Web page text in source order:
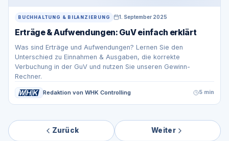
BUCHHALTUNG & BILANZIERUNG 1. September 2025
Erträge & Aufwendungen: GuV einfach erklärt
Was sind Erträge und Aufwendungen? Lernen Sie den
Unterschied zu Einnahmen & Ausgaben, die korrekte
Verbuchung in der GuV und nutzen Sie unseren Gewinn-
Rechner.
Redaktion von WHK Controlling 5 min
Zurück Weiter